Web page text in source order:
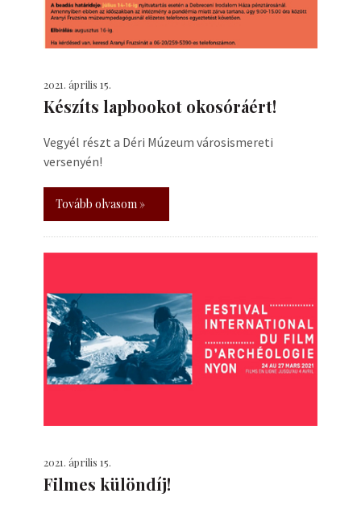
2021. április 15.
Készíts lapbookot okosóráért!
Vegyél részt a Déri Múzeum városismereti
versenyén!
Tovább olvasom »
2021. április 15.
Filmes különdíj!